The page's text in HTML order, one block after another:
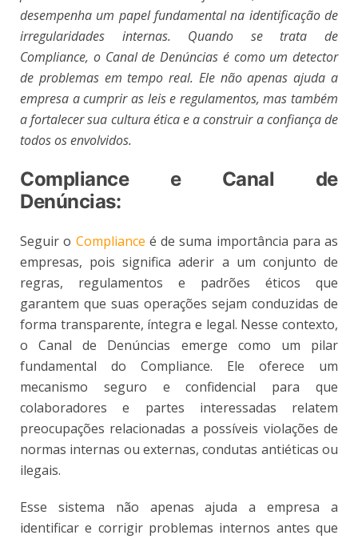
desempenha um papel fundamental na identificação de
irregularidades internas. Quando se trata de
Compliance, o Canal de Denúncias é como um detector
de problemas em tempo real. Ele não apenas ajuda a
empresa a cumprir as leis e regulamentos, mas também
a fortalecer sua cultura ética e a construir a confiança de
todos os envolvidos.
Compliance e Canal de
Denúncias:
Seguir o Compliance é de suma importância para as
empresas, pois significa aderir a um conjunto de
regras, regulamentos e padrões éticos que
garantem que suas operações sejam conduzidas de
forma transparente, íntegra e legal. Nesse contexto,
o Canal de Denúncias emerge como um pilar
fundamental do Compliance. Ele oferece um
mecanismo seguro e confidencial para que
colaboradores e partes interessadas relatem
preocupações relacionadas a possíveis violações de
normas internas ou externas, condutas antiéticas ou
ilegais.
Esse sistema não apenas ajuda a empresa a
identificar e corrigir problemas internos antes que